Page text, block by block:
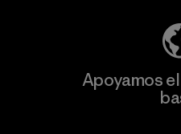
Apoyamos